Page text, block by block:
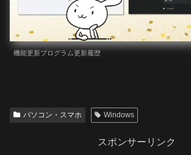
機能更新プログラム更新履歴
パソコン・スマホ Windows
スポンサーリンク